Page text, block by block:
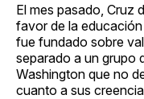
El mes pasado, Cruz
favor de la
fue fundado sobre
separado a un grupo
Washington que no
cuanto a sus